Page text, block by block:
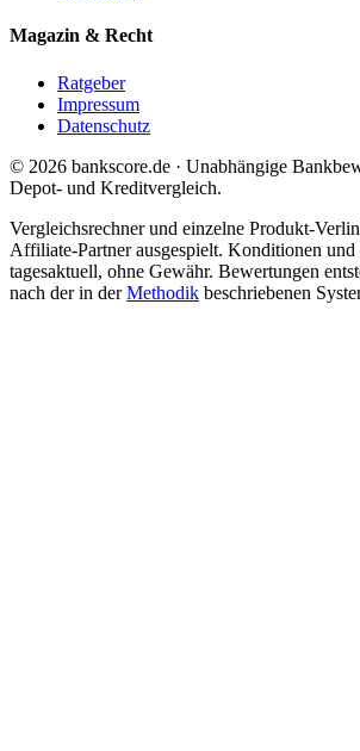
Magazin & Recht
Ratgeber
Impressum
Datenschutz
© 2026 bankscore.de · Unabhängige
Depot- und Kreditvergleich.
Vergleichsrechner und einzelne Produkt-
Affiliate-Partner ausgespielt. Konditionen und
tagesaktuell, ohne Gewähr. Bewertungen
nach der in derMethodik beschriebenen